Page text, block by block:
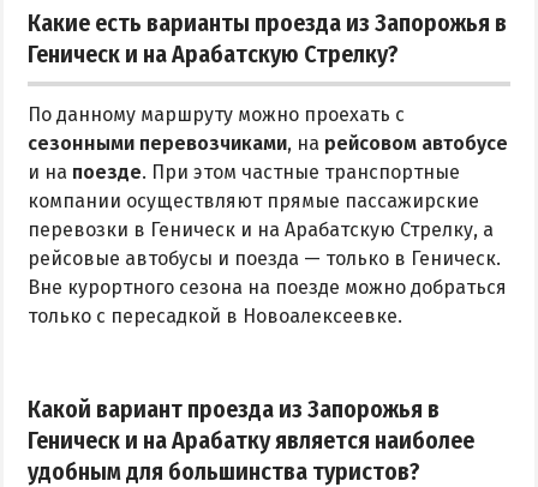
Какие есть варианты проезда из Запорожья в
Геническ и на Арабатскую Стрелку?
По данному маршруту можно проехать с
сезонными перевозчиками, на рейсовом автобусе
и на поезде. При этом частные транспортные
компании осуществляют прямые пассажирские
перевозки в Геническ и на Арабатскую Стрелку, а
рейсовые автобусы и поезда — только в Геническ.
Вне курортного сезона на поезде можно добраться
только с пересадкой в Новоалексеевке.
Какой вариант проезда из Запорожья в
Геническ и на Арабатку является наиболее
удобным для большинства туристов?